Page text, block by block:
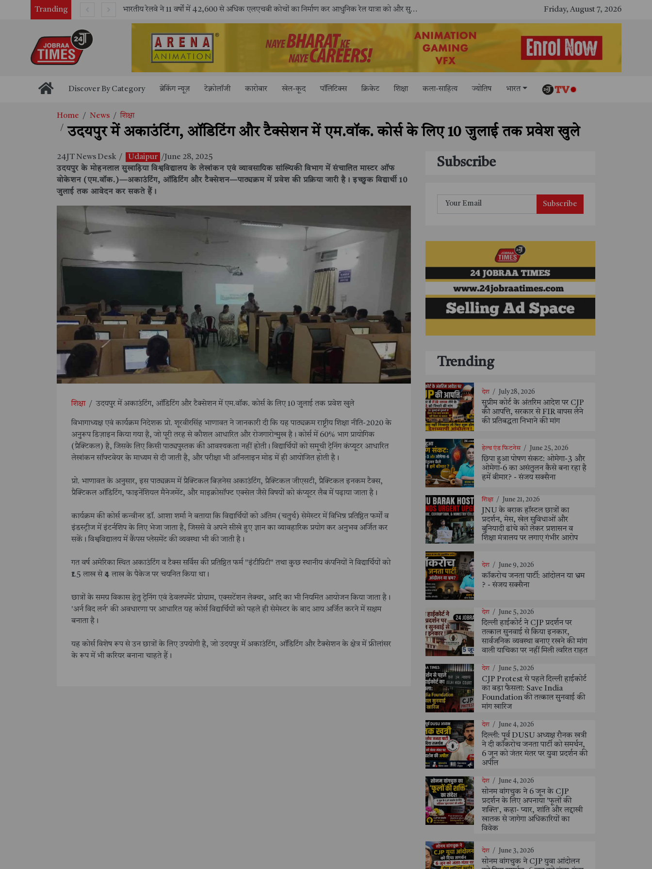
Tranding भारतीय रेलवे ने 11 वर्षों में 42,600 से अधिक एलएचबी कोचों का निर्माण कर आधुनिक रेल यात्रा को और सुरक्षित बनाया Friday, August 7, 2026
Discover By Category ब्रेकिंग न्यूज़ टेक्नोलॉजी कारोबार खेल-कूद पॉलिटिक्स क्रिकेट शिक्षा कला-साहित्य ज्योतिष भारत
Home News शिक्षा
उदयपुर में अकाउंटिंग, ऑडिटिंग और टैक्सेशन में एम.वॉक. कोर्स के लिए 10 जुलाई तक प्रवेश खुले
24JT News Desk / Udaipur /June 28, 2025
उदयपुर के मोहनलाल सुखाड़िया विश्वविद्यालय के लेखांकन एवं व्यावसायिक सांख्यिकी विभाग में संचालित मास्टर ऑफ
वोकेशन (एम.वॉक.)—अकाउंटिंग, ऑडिटिंग और टैक्सेशन—पाठ्यक्रम में प्रवेश की प्रक्रिया जारी है। इच्छुक विद्यार्थी 10
जुलाई तक आवेदन कर सकते हैं।
शिक्षा / उदयपुर में अकाउंटिंग, ऑडिटिंग और टैक्सेशन में एम.वॉक. कोर्स के लिए 10 जुलाई तक प्रवेश खुले
विभागाध्यक्ष एवं कार्यक्रम निदेशक प्रो. शूरवीरसिंह भाणावत ने जानकारी दी कि यह पाठ्यक्रम राष्ट्रीय शिक्षा नीति-2020 के
अनुरूप डिज़ाइन किया गया है, जो पूरी तरह से कौशल आधारित और रोजगारोन्मुख है। कोर्स में 60% भाग प्रायोगिक
(प्रैक्टिकल) है, जिसके लिए किसी पाठ्यपुस्तक की आवश्यकता नहीं होती। विद्यार्थियों को समूची ट्रेनिंग कंप्यूटर आधारित
लेखांकन सॉफ्टवेयर के माध्यम से दी जाती है, और परीक्षा भी ऑनलाइन मोड में ही आयोजित होती है।
प्रो. भाणावत के अनुसार, इस पाठ्यक्रम में प्रैक्टिकल बिज़नेस अकाउंटिंग, प्रैक्टिकल जीएसटी, प्रैक्टिकल इनकम टैक्स,
प्रैक्टिकल ऑडिटिंग, फाइनेंशियल मैनेजमेंट, और माइक्रोसॉफ्ट एक्सेल जैसे विषयों को कंप्यूटर लैब में पढ़ाया जाता है।
कार्यक्रम की कोर्स कन्वीनर डॉ. आशा शर्मा ने बताया कि विद्यार्थियों को अंतिम (चतुर्थ) सेमेस्टर में विभिन्न प्रतिष्ठित फर्मों व
इंडस्ट्रीज में इंटर्नशिप के लिए भेजा जाता है, जिससे वे अपने सीखे हुए ज्ञान का व्यावहारिक प्रयोग कर अनुभव अर्जित कर
सकें। विश्वविद्यालय में कैंपस प्लेसमेंट की व्यवस्था भी की जाती है।
गत वर्ष अमेरिका स्थित अकाउंटिंग व टैक्स सर्विस की प्रतिष्ठित फर्म "इंटीग्रिटी" तथा कुछ स्थानीय कंपनियों ने विद्यार्थियों को
₹1.5 लाख से ₹4 लाख के पैकेज पर चयनित किया था।
छात्रों के समग्र विकास हेतु ट्रेनिंग एवं डेवलपमेंट प्रोग्राम, एक्सटेंशन लेक्चर, आदि का भी नियमित आयोजन किया जाता है।
'अर्न विद लर्न' की अवधारणा पर आधारित यह कोर्स विद्यार्थियों को पहले ही सेमेस्टर के बाद आय अर्जित करने में सक्षम
बनाता है।
यह कोर्स विशेष रूप से उन छात्रों के लिए उपयोगी है, जो उदयपुर में अकाउंटिंग, ऑडिटिंग और टैक्सेशन के क्षेत्र में फ्रीलांसर
के रूप में भी करियर बनाना चाहते हैं।
Subscribe
Subscribe
Trending
देश / July 28, 2026
सुप्रीम कोर्ट के अंतरिम आदेश पर CJP
की आपत्ति, सरकार से FIR वापस लेने
की प्रतिबद्धता निभाने की मांग
हेल्थ एंड फिटनेस / June 25, 2026
छिपा हुआ पोषण संकट: ओमेगा-3 और
ओमेगा-6 का असंतुलन कैसे बना रहा है
हमें बीमार? - संजय सक्सैना
शिक्षा / June 21, 2026
JNU के बराक हॉस्टल छात्रों का
प्रदर्शन, मेस, खेल सुविधाओं और
बुनियादी ढांचे को लेकर प्रशासन व
शिक्षा मंत्रालय पर लगाए गंभीर आरोप
देश / June 9, 2026
कॉकरोच जनता पार्टी: आंदोलन या भ्रम
? - संजय सक्सैना
देश / June 5, 2026
दिल्ली हाईकोर्ट ने CJP प्रदर्शन पर
तत्काल सुनवाई से किया इनकार,
सार्वजनिक व्यवस्था बनाए रखने की मांग
वाली याचिका पर नहीं मिली त्वरित राहत
देश / June 5, 2026
CJP Protest से पहले दिल्ली हाईकोर्ट
का बड़ा फैसला: Save India
Foundation की तत्काल सुनवाई की
मांग खारिज
देश / June 4, 2026
दिल्ली: पूर्व DUSU अध्यक्ष रौनक खत्री
ने दी कॉकरोच जनता पार्टी को समर्थन,
6 जून को जंतर मंतर पर युवा प्रदर्शन की
अपील
देश / June 4, 2026
सोनम वांगचुक ने 6 जून के CJP
प्रदर्शन के लिए अपनाया 'फूलों की
शक्ति', कहा- प्यार, शांति और लद्दाखी
खातक से जागेगा अधिकारियों का
विवेक
देश / June 3, 2026
सोनम वांगचुक ने CJP युवा आंदोलन